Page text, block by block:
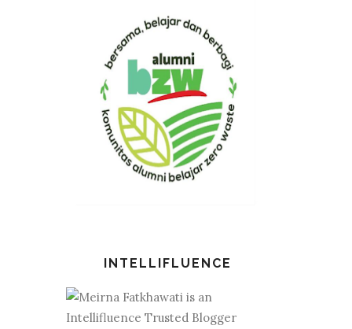
INTELLIFLUENCE